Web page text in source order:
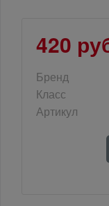
420
Бренд
Класс
Артикул